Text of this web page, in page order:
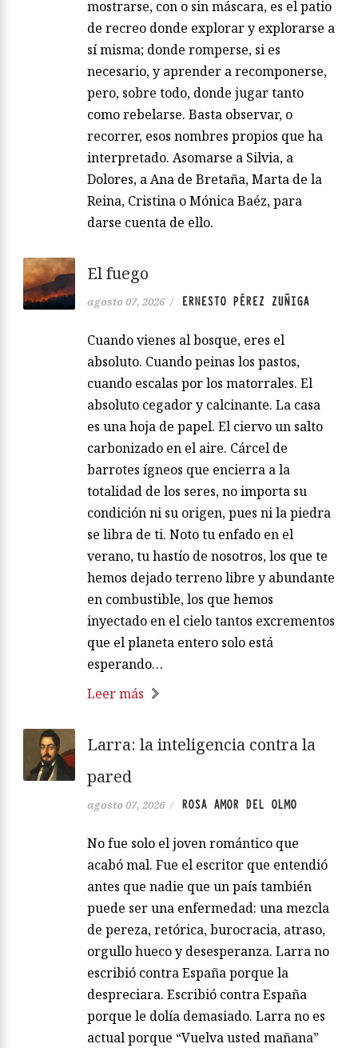
mostrarse, con o sin máscara, es el patio
de recreo donde explorar y explorarse a
sí misma; donde romperse, si es
necesario, y aprender a recomponerse,
pero, sobre todo, donde jugar tanto
como rebelarse. Basta observar, o
recorrer, esos nombres propios que ha
interpretado. Asomarse a Silvia, a
Dolores, a Ana de Bretaña, Marta de la
Reina, Cristina o Mónica Baéz, para
darse cuenta de ello.
El fuego
agosto 07, 2026 / ERNESTO PÉREZ ZUÑIGA
Cuando vienes al bosque, eres el
absoluto. Cuando peinas los pastos,
cuando escalas por los matorrales. El
absoluto cegador y calcinante. La casa
es una hoja de papel. El ciervo un salto
carbonizado en el aire. Cárcel de
barrotes ígneos que encierra a la
totalidad de los seres, no importa su
condición ni su origen, pues ni la piedra
se libra de ti. Noto tu enfado en el
verano, tu hastío de nosotros, los que te
hemos dejado terreno libre y abundante
en combustible, los que hemos
inyectado en el cielo tantos excrementos
que el planeta entero solo está
esperando…
Leer más
Larra: la inteligencia contra la
pared
agosto 07, 2026 / ROSA AMOR DEL OLMO
No fue solo el joven romántico que
acabó mal. Fue el escritor que entendió
antes que nadie que un país también
puede ser una enfermedad: una mezcla
de pereza, retórica, burocracia, atraso,
orgullo hueco y desesperanza. Larra no
escribió contra España porque la
despreciara. Escribió contra España
porque le dolía demasiado. Larra no es
actual porque “Vuelva usted mañana”